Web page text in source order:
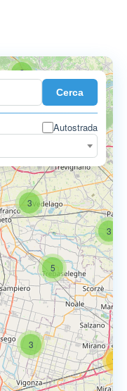
Cerca
Autostrada
3
14
3
2
5
3